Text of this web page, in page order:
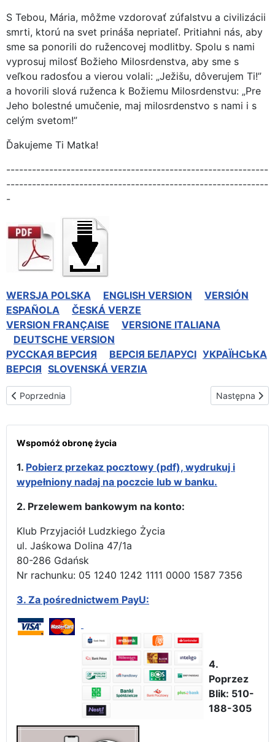
S Tebou, Mária, môžme vzdorovať zúfalstvu a civilizácii
smrti, ktorú na svet prináša nepriateľ. Pritiahni nás, aby
sme sa ponorili do ružencovej modlitby. Spolu s nami
vyprosuj milosť Božieho Milosrdenstva, aby sme s
veľkou radosťou a vierou volali: „Ježišu, dôverujem Ti!”
a hovorili slová ruženca k Božiemu Milosrdenstvu: „Pre
Jeho bolestné umučenie, maj milosrdenstvo s nami i s
celým svetom!”
Ďakujeme Ti Matka!
-------------------------------------------------------------
-------------------------------------------------------------
-
WERSJA POLSKA ENGLISH VERSION
VERSIÓN
ESPAÑOLA
ČESKÁ VERZE
VERSION FRANÇAISE
VERSIONE ITALIANA
DEUTSCHE VERSION
РУССКАЯ BЕРСИЯ
BEPCIЯ БЕЛАРУСІ УКРАЇНСЬКА
ВЕРСІЯ SLOVENSKÁ VERZIA
Poprzednia strona: ПАЎСЮДНАЯ ДЭКЛАРАЦЫЯ АБ АБАРОНЕ
Poprzednia Następna
Następna
Wspomóż obronę życia
1. Pobierz przekaz pocztowy (pdf), wydrukuj i
wypełniony nadaj na poczcie lub w banku.
2. Przelewem bankowym na konto:
Klub Przyjaciół Ludzkiego Życia
ul. Jaśkowa Dolina 47/1a
80-286 Gdańsk
Nr rachunku: 05 1240 1242 1111 0000 1587 7356
3. Za pośrednictwem PayU:
4.
Poprzez
Blik: 510-
188-305